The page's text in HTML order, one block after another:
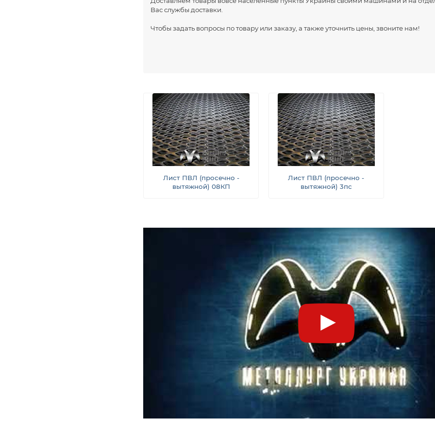
Вас службы доставки.
Чтобы задать вопросы по товару или заказу, а также уточнить цены, звоните нам!
Лист ПВЛ (просечно -
вытяжной) 08КП
Лист ПВЛ (просечно -
вытяжной) 3пс